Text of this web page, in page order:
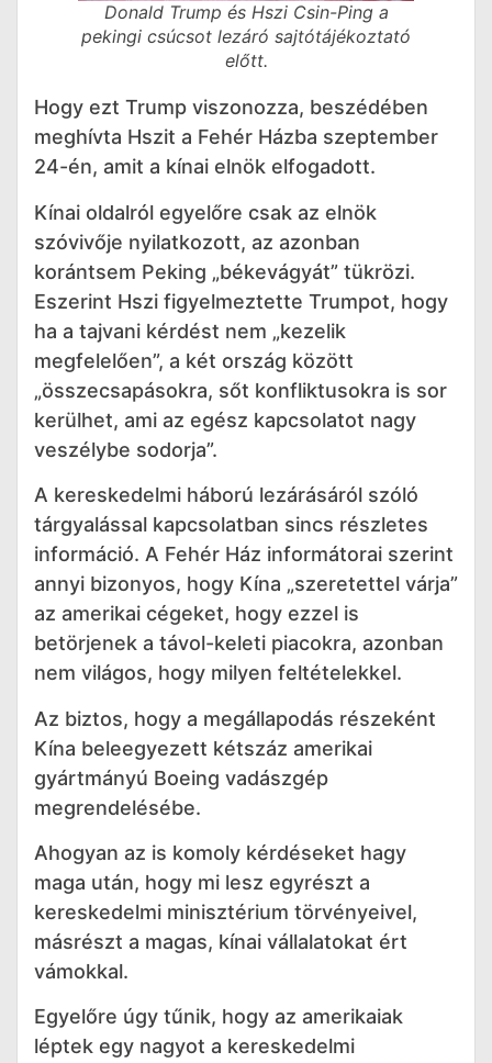
Donald Trump és Hszi Csin-Ping a
pekingi csúcsot lezáró sajtótájékoztató
előtt.
Hogy ezt Trump viszonozza, beszédében
meghívta Hszit a Fehér Házba szeptember
24-én, amit a kínai elnök elfogadott.
Kínai oldalról egyelőre csak az elnök
szóvivője nyilatkozott, az azonban
korántsem Peking „békevágyát” tükrözi.
Eszerint Hszi figyelmeztette Trumpot, hogy
ha a tajvani kérdést nem „kezelik
megfelelően”, a két ország között
„összecsapásokra, sőt konfliktusokra is sor
kerülhet, ami az egész kapcsolatot nagy
veszélybe sodorja”.
A kereskedelmi háború lezárásáról szóló
tárgyalással kapcsolatban sincs részletes
információ. A Fehér Ház informátorai szerint
annyi bizonyos, hogy Kína „szeretettel várja”
az amerikai cégeket, hogy ezzel is
betörjenek a távol-keleti piacokra, azonban
nem világos, hogy milyen feltételekkel.
Az biztos, hogy a megállapodás részeként
Kína beleegyezett kétszáz amerikai
gyártmányú Boeing vadászgép
megrendelésébe.
Ahogyan az is komoly kérdéseket hagy
maga után, hogy mi lesz egyrészt a
kereskedelmi minisztérium törvényeivel,
másrészt a magas, kínai vállalatokat ért
vámokkal.
Egyelőre úgy tűnik, hogy az amerikaiak
léptek egy nagyot a kereskedelmi